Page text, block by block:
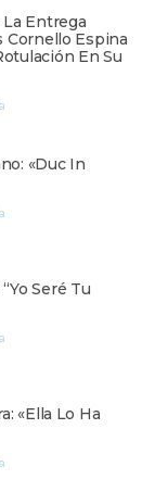
Entrega
Cornello Espina
En Su
«Duc In
Seré Tu
«Ella Lo Ha